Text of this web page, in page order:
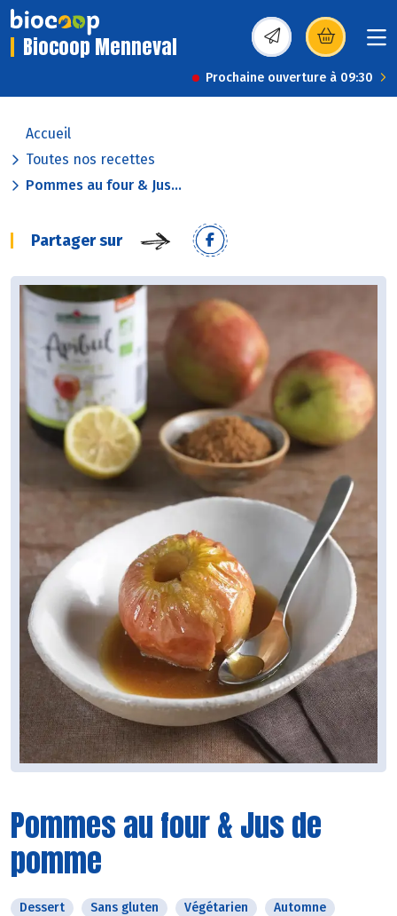
Biocoop Menneval (s’ouvre dans une
Prochaine ouverture à 09:30
Accueil
Toutes nos recettes
Pommes au four & Jus...
Partager sur
Pommes au four & Jus de
pomme
Dessert Sans gluten Végétarien
Automne